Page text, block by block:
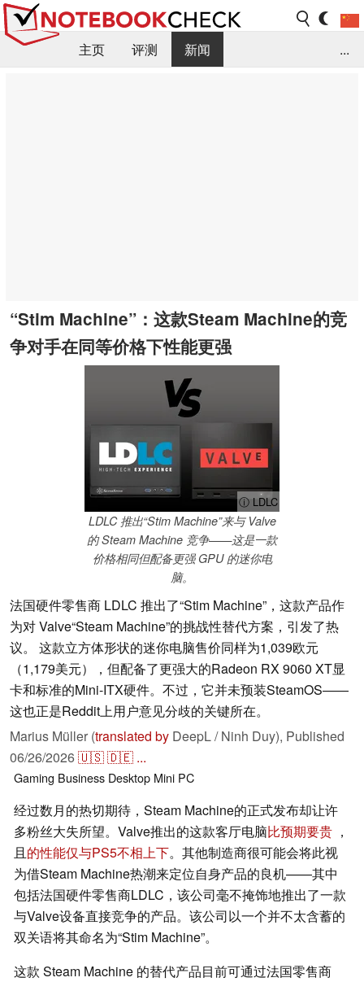
主页 评测
新闻
...
“Stim Machine”：这款Steam Machine的竞
争对手在同等价格下性能更强
ⓘ LDLC
LDLC 推出“Stim Machine”来与 Valve
的 Steam Machine 竞争——这是一款
价格相同但配备更强 GPU 的迷你电
脑。
法国硬件零售商 LDLC 推出了“Stim Machine”，这款产品作
为对 Valve“Steam Machine”的挑战性替代方案，引发了热
议。 这款立方体形状的迷你电脑售价同样为1,039欧元
（1,179美元），但配备了更强大的Radeon RX 9060 XT显
卡和标准的Mini-ITX硬件。不过，它并未预装SteamOS——
这也正是Reddit上用户意见分歧的关键所在。
Marius Müller (translated by DeepL / Ninh Duy), Published
06/26/2026🇺🇸🇩🇪 ...
Gaming Business Desktop Mini PC
经过数月的热切期待，Steam Machine的正式发布却让许
多粉丝大失所望。Valve推出的这款客厅电脑比预期要贵 ，
且的性能仅与PS5不相上下。其他制造商很可能会将此视
为借Steam Machine热潮来定位自身产品的良机——其中
包括法国硬件零售商LDLC，该公司毫不掩饰地推出了一款
与Valve设备直接竞争的产品。该公司以一个并不太含蓄的
双关语将其命名为“Stim Machine”。
这款 Steam Machine 的替代产品目前可通过法国零售商